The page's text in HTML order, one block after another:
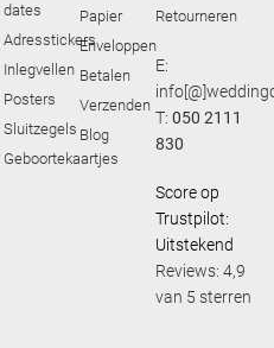
dates
Adresstickers
Inlegvellen
Posters
Sluitzegels
Geboortekaartjes
Papier
Enveloppen
Betalen
Verzenden
Blog
Retourneren
E:
T:050 2111
830
Score op
Trustpilot:
Uitstekend
Reviews: 4,9
van 5 sterren